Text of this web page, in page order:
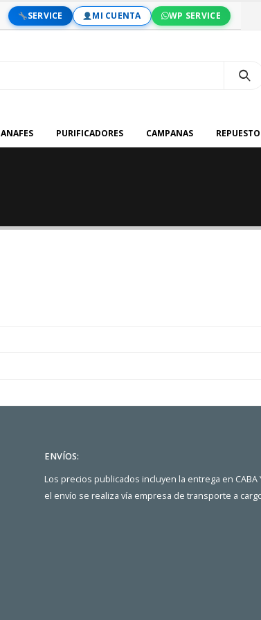
SERVICE MI CUENTA WP SERVICE
ANAFES PURIFICADORES CAMPANAS
ENVÍOS:
Los precios publicados incluyen la entrega en
el envío se realiza vía empresa de transporte a